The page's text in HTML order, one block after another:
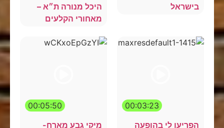
בישראל
היכל מנורה ת״א –
מאחורי הקלעים
00:03:23
הפריעו לי בהופעה
00:05:50
מיקי גבע מארח-